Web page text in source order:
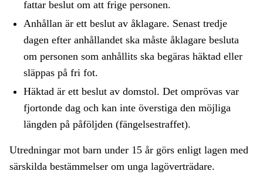
fattar beslut om att frige personen.
Anhållan är ett beslut av åklagare. Senast tredje
dagen efter anhållandet ska måste åklagare besluta
om personen som anhållits ska begäras häktad eller
släppas på fri fot.
Häktad är ett beslut av domstol. Det omprövas var
fjortonde dag och kan inte överstiga den möjliga
längden på påföljden (fängelsestraffet).
Utredningar mot barn under 15 år görs enligt lagen med
särskilda bestämmelser om unga lagöverträdare.